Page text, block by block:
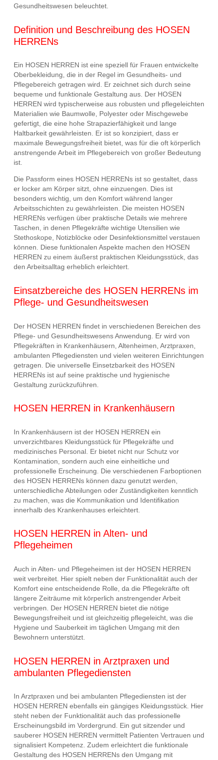
Gesundheitswesen beleuchtet.
Definition und Beschreibung des HOSEN
HERRENs
Ein HOSEN HERREN ist eine speziell für Frauen entwickelte
Oberbekleidung, die in der Regel im Gesundheits- und
Pflegebereich getragen wird. Er zeichnet sich durch seine
bequeme und funktionale Gestaltung aus. Der HOSEN
HERREN wird typischerweise aus robusten und pflegeleichten
Materialien wie Baumwolle, Polyester oder Mischgewebe
gefertigt, die eine hohe Strapazierfähigkeit und lange
Haltbarkeit gewährleisten. Er ist so konzipiert, dass er
maximale Bewegungsfreiheit bietet, was für die oft körperlich
anstrengende Arbeit im Pflegebereich von großer Bedeutung
ist.
Die Passform eines HOSEN HERRENs ist so gestaltet, dass
er locker am Körper sitzt, ohne einzuengen. Dies ist
besonders wichtig, um den Komfort während langer
Arbeitsschichten zu gewährleisten. Die meisten HOSEN
HERRENs verfügen über praktische Details wie mehrere
Taschen, in denen Pflegekräfte wichtige Utensilien wie
Stethoskope, Notizblöcke oder Desinfektionsmittel verstauen
können. Diese funktionalen Aspekte machen den HOSEN
HERREN zu einem äußerst praktischen Kleidungsstück, das
den Arbeitsalltag erheblich erleichtert.
Einsatzbereiche des HOSEN HERRENs im
Pflege- und Gesundheitswesen
Der HOSEN HERREN findet in verschiedenen Bereichen des
Pflege- und Gesundheitswesens Anwendung. Er wird von
Pflegekräften in Krankenhäusern, Altenheimen, Arztpraxen,
ambulanten Pflegediensten und vielen weiteren Einrichtungen
getragen. Die universelle Einsetzbarkeit des HOSEN
HERRENs ist auf seine praktische und hygienische
Gestaltung zurückzuführen.
HOSEN HERREN in Krankenhäusern
In Krankenhäusern ist der HOSEN HERREN ein
unverzichtbares Kleidungsstück für Pflegekräfte und
medizinisches Personal. Er bietet nicht nur Schutz vor
Kontamination, sondern auch eine einheitliche und
professionelle Erscheinung. Die verschiedenen Farboptionen
des HOSEN HERRENs können dazu genutzt werden,
unterschiedliche Abteilungen oder Zuständigkeiten kenntlich
zu machen, was die Kommunikation und Identifikation
innerhalb des Krankenhauses erleichtert.
HOSEN HERREN in Alten- und
Pflegeheimen
Auch in Alten- und Pflegeheimen ist der HOSEN HERREN
weit verbreitet. Hier spielt neben der Funktionalität auch der
Komfort eine entscheidende Rolle, da die Pflegekräfte oft
längere Zeiträume mit körperlich anstrengender Arbeit
verbringen. Der HOSEN HERREN bietet die nötige
Bewegungsfreiheit und ist gleichzeitig pflegeleicht, was die
Hygiene und Sauberkeit im täglichen Umgang mit den
Bewohnern unterstützt.
HOSEN HERREN in Arztpraxen und
ambulanten Pflegediensten
In Arztpraxen und bei ambulanten Pflegediensten ist der
HOSEN HERREN ebenfalls ein gängiges Kleidungsstück. Hier
steht neben der Funktionalität auch das professionelle
Erscheinungsbild im Vordergrund. Ein gut sitzender und
sauberer HOSEN HERREN vermittelt Patienten Vertrauen und
signalisiert Kompetenz. Zudem erleichtert die funktionale
Gestaltung des HOSEN HERRENs den Umgang mit